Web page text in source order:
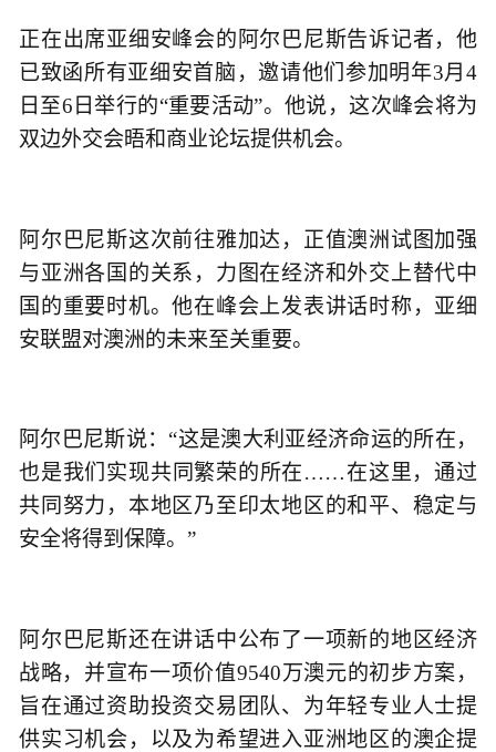
正在出席亚细安峰会的阿尔巴尼斯告诉记者，他
已致函所有亚细安首脑，邀请他们参加明年3月4
日至6日举行的“重要活动”。他说，这次峰会将为
双边外交会晤和商业论坛提供机会。
阿尔巴尼斯这次前往雅加达，正值澳洲试图加强
与亚洲各国的关系，力图在经济和外交上替代中
国的重要时机。他在峰会上发表讲话时称，亚细
安联盟对澳洲的未来至关重要。
阿尔巴尼斯说：“这是澳大利亚经济命运的所在，
也是我们实现共同繁荣的所在……在这里，通过
共同努力，本地区乃至印太地区的和平、稳定与
安全将得到保障。”
阿尔巴尼斯还在讲话中公布了一项新的地区经济
战略，并宣布一项价值9540万澳元的初步方案，
旨在通过资助投资交易团队、为年轻专业人士提
供实习机会，以及为希望进入亚洲地区的澳企提